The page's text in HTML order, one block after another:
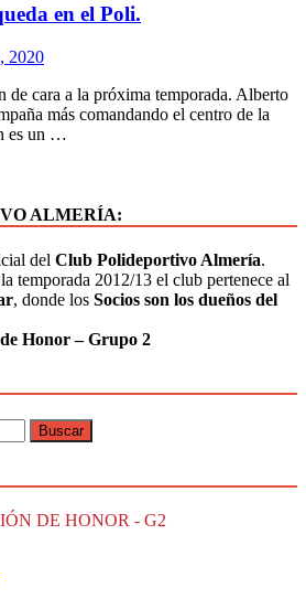
en el Poli.
2020
de cara a la próxima temporada. Alberto
más comandando el centro de la
es un …
ALMERÍA:
del Club Polideportivo Almería.
temporada 2012/13 el club pertenece al
, donde los Socios son los dueños del
Honor – Grupo 2
DE HONOR - G2